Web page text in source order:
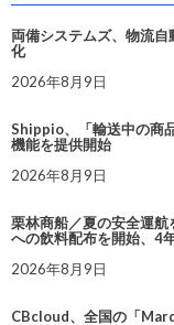
両備システムズ、物流
化
2026年8月9日
Shippio、「輸送中の商
機能を提供開始
2026年8月9日
栗林商船／夏の安全運
への飲料配布を開始、4
2026年8月9日
CBcloud、全国の「